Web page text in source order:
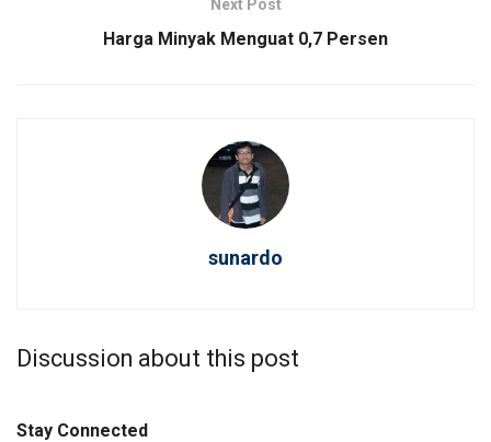
Next Post
Harga Minyak Menguat 0,7 Persen
sunardo
Discussion about this post
Stay Connected